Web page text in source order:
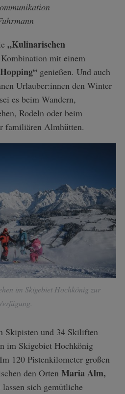
„Kulinarischen
mit einem
genießen. Und auch
Urlauber:innen den Winter
es beim Wandern,
Rodeln oder beim
familiären Almhütten.
im Skigebiet Hochkönig zur
Skipisten und 34 Skiliften
im Skigebiet Hochkönig
120 Pistenkilometer großen
den Orten Maria Alm,
lassen sich gemütliche